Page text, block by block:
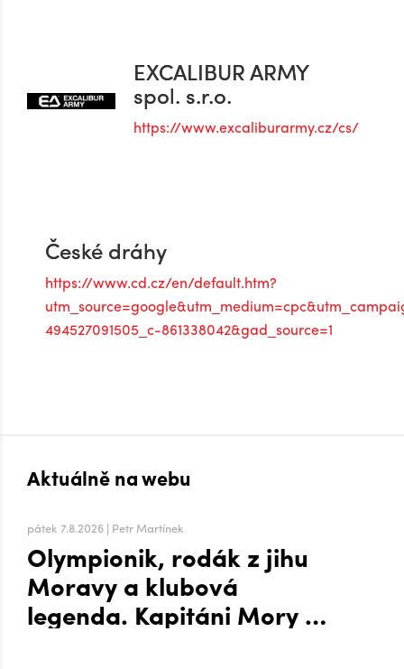
EXCALIBUR ARMY
spol. s.r.o.
https://www.excaliburarmy.cz/cs/
České dráhy
https://www.cd.cz/en/default.htm?
494527091505_c-861338042&gad_source=1
Aktuálně na webu
pátek 7.8.2026 | Petr Martínek
Olympionik, rodák z jihu
Moravy a klubová
legenda. Kapitáni Mory po